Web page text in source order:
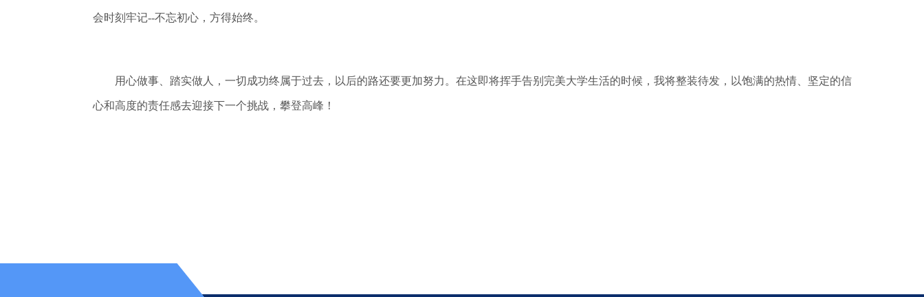
会时刻牢记--不忘初心，方得始终。
用心做事、踏实做人，一切成功终属于过去，以后的路还要更加努力。在这即将挥手告别完美大学生活的时候，我将整装待发，以饱满的热情、坚定的信
心和高度的责任感去迎接下一个挑战，攀登高峰！